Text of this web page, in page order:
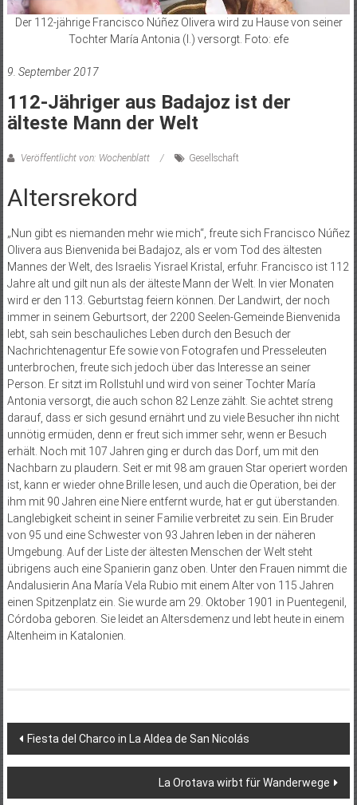
Der 112-jährige Francisco Núñez Olivera wird zu Hause von seiner
Tochter María Antonia (l.) versorgt. Foto: efe
9. September 2017
112-Jähriger aus Badajoz ist der
älteste Mann der Welt
Veröffentlicht von: Wochenblatt Gesellschaft
Altersrekord
„Nun gibt es niemanden mehr wie mich“, freute sich Francisco Núñez
Olivera aus Bienvenida bei Badajoz, als er vom Tod des ältesten
Mannes der Welt, des Israelis Yisrael Kristal, erfuhr. Francisco ist 112
Jahre alt und gilt nun als der älteste Mann der Welt. In vier Monaten
wird er den 113. Geburtstag feiern können. Der Landwirt, der noch
immer in seinem Geburtsort, der 2200 Seelen-Gemeinde Bienvenida
lebt, sah sein beschauliches Leben durch den Besuch der
Nachrichtenagentur Efe sowie von Fotografen und Presseleuten
unterbrochen, freute sich jedoch über das Interesse an seiner
Person. Er sitzt im Rollstuhl und wird von seiner Tochter María
Antonia versorgt, die auch schon 82 Lenze zählt. Sie achtet streng
darauf, dass er sich gesund ernährt und zu viele Besucher ihn nicht
unnötig ermüden, denn er freut sich immer sehr, wenn er Besuch
erhält. Noch mit 107 Jahren ging er durch das Dorf, um mit den
Nachbarn zu plaudern. Seit er mit 98 am grauen Star operiert worden
ist, kann er wieder ohne Brille lesen, und auch die Operation, bei der
ihm mit 90 Jahren eine Niere entfernt wurde, hat er gut überstanden.
Langlebigkeit scheint in seiner Familie verbreitet zu sein. Ein Bruder
von 95 und eine Schwester von 93 Jahren leben in der näheren
Umgebung. Auf der Liste der ältesten Menschen der Welt steht
übrigens auch eine Spanierin ganz oben. Unter den Frauen nimmt die
Andalusierin Ana María Vela Rubio mit einem Alter von 115 Jahren
einen Spitzenplatz ein. Sie wurde am 29. Oktober 1901 in Puentegenil,
Córdoba geboren. Sie leidet an Altersdemenz und lebt heute in einem
Altenheim in Katalonien.
Beitragsnavigation
Fiesta del Charco in La Aldea de San Nicolás
La Orotava wirbt für Wanderwege